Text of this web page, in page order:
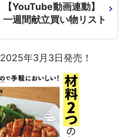
【YouTube動画連動】
一週間献立買い物リスト
2025年3月3日発売！